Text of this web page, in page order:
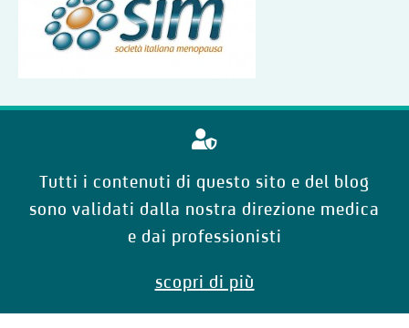
Tutti i contenuti di questo sito e del blog
sono validati dalla nostra direzione medica
e dai professionisti
scopri di più